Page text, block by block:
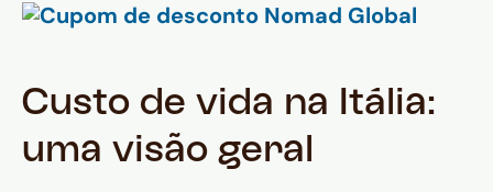
Custo de vida na Itália:
uma visão geral